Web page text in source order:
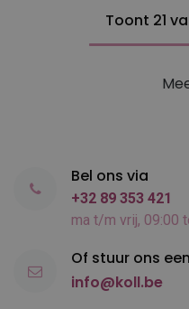
Toont 21
Bel ons via
+32 89 353 421
ma t/m vrij, 09:00
Of stuur ons
info@koll.be